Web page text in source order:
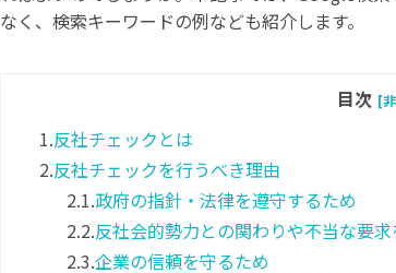
なく、検索キーワードの例なども紹介します。
目次 [
1.反社チェックとは
2.反社チェックを行うべき理由
2.1.政府の指針・法律を遵守するため
2.2.反社会的勢力との関わりや不当な要
2.3.企業の信頼を守るため